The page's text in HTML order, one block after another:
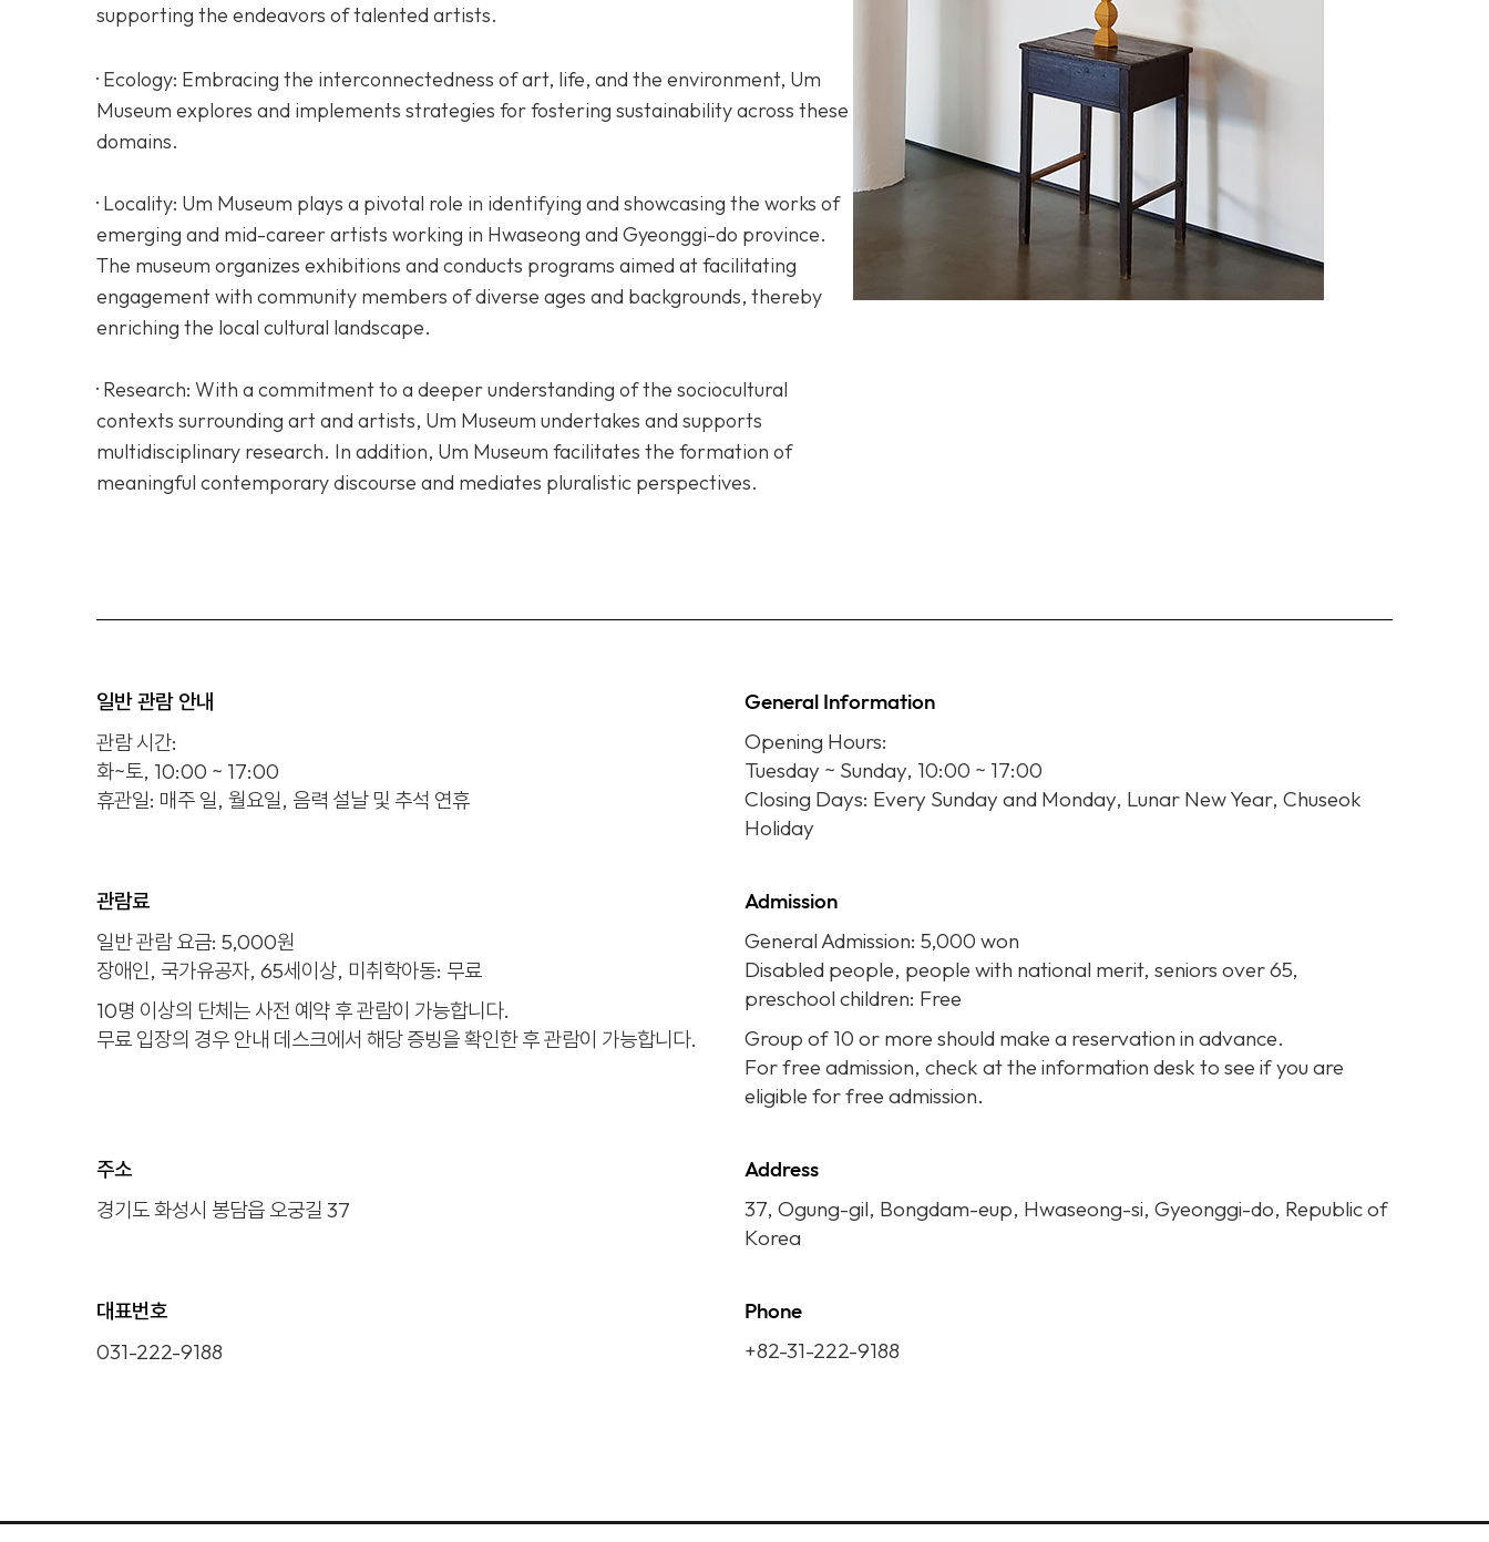
supporting the endeavors of talented artists.
· Ecology: Embracing the interconnectedness of art, life, and the environment, Um
Museum explores and implements strategies for fostering sustainability across these
domains.
· Locality: Um Museum plays a pivotal role in identifying and showcasing the works of
emerging and mid-career artists working in Hwaseong and Gyeonggi-do province.
The museum organizes exhibitions and conducts programs aimed at facilitating
engagement with community members of diverse ages and backgrounds, thereby
enriching the local cultural landscape.
· Research: With a commitment to a deeper understanding of the sociocultural
contexts surrounding art and artists, Um Museum undertakes and supports
multidisciplinary research. In addition, Um Museum facilitates the formation of
meaningful contemporary discourse and mediates pluralistic perspectives.
일반 관람 안내
관람 시간:
화~토, 10:00 ~ 17:00
휴관일: 매주 일, 월요일, 음력 설날 및 추석 연휴
General Information
Opening Hours:
Tuesday ~ Sunday, 10:00 ~ 17:00
Closing Days: Every Sunday and Monday, Lunar New Year, Chuseok
Holiday
관람료
일반 관람 요금: 5,000원
장애인, 국가유공자, 65세이상, 미취학아동: 무료
10명 이상의 단체는 사전 예약 후 관람이 가능합니다.
무료 입장의 경우 안내 데스크에서 해당 증빙을 확인한 후 관람이 가능합니다.
Admission
General Admission: 5,000 won
Disabled people, people with national merit, seniors over 65,
preschool children: Free
Group of 10 or more should make a reservation in advance.
For free admission, check at the information desk to see if you are
eligible for free admission.
주소
경기도 화성시 봉담읍 오궁길 37
Address
37, Ogung-gil, Bongdam-eup, Hwaseong-si, Gyeonggi-do, Republic of
Korea
대표번호
031-222-9188
Phone
+82-31-222-9188